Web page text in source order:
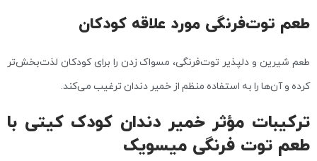
طعم توت‌فرنگی مورد علاقه کودکان
طعم شیرین و دلپذیر توت‌فرنگی، مسواک زدن را برای کودکان لذت‌بخش‌تر
کرده و آن‌ها را به استفاده منظم از خمیر دندان ترغیب می‌کند.
ترکیبات مؤثر خمیر دندان کودک کیتی با
طعم توت فرنگی میسویک